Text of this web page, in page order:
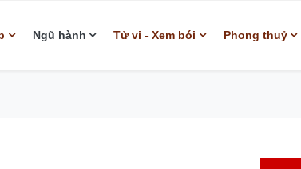
Ngũ hành Tử vi - Xem bói Phong thuỷ